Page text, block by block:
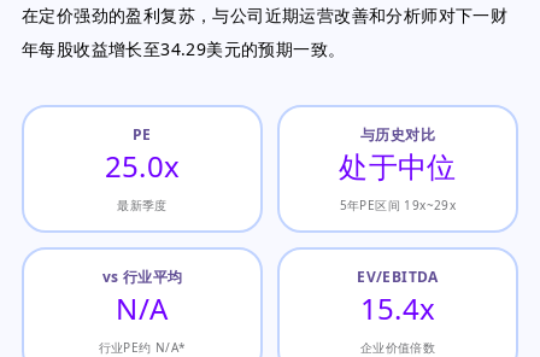
在定价强劲的盈利复苏，与公司近期运营改善和分析师对下一财
年每股收益增长至34.29美元的预期一致。
PE
25.0x
最新季度
与历史对比
处于中位
5年PE区间 19x~29x
vs 行业平均
N/A
行业PE约 N/A*
EV/EBITDA
15.4x
企业价值倍数